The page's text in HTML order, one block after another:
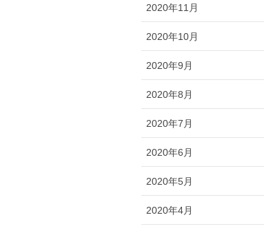
2020年11月
2020年10月
2020年9月
2020年8月
2020年7月
2020年6月
2020年5月
2020年4月